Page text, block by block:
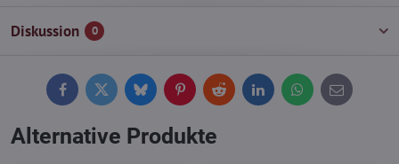
Diskussion 0
FacebookTwitterBlueskyPinterestReddit LinkedInWhatsApp
E-
mail
Alternative Produkte